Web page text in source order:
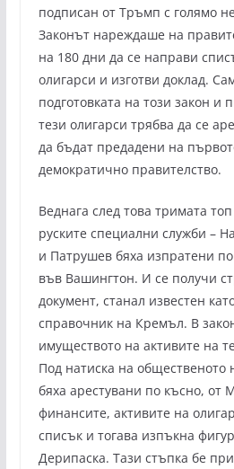
подписан от Тръмп с голямо
Законът нареждаше на
на 180 дни да се направи
олигарси и изготви доклад.
подготовката на този закон и
тези олигарси трябва да се
да бъдат предадени на
демократично правителство.
Веднага след това тримата
руските специални служби –
и Патрушев бяха изпратени
във Вашингтон. И се получи
документ, станал известен
справочник на Кремъл. В
имуществото на активите на
Под натиска на общественото
бяха арестувани по късно, от
финансите, активите на
списък и тогава изпъкна
Дерипаска. Тази стъпка бе